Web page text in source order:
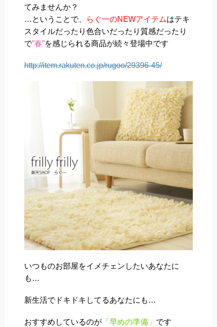
てみませんか？
…ということで、
らぐ一のNEWアイテムはテキ
スタイルだったり色合いだったり質感だったり
で”春”を感じられる商品が続々登場中です
http://item.rakuten.co.jp/rugoo/29396-45/
いつものお部屋をイメチェンしたいあなたに
も…
新生活でドキドキしてるあなたにも…
おすすめしているのが 「早めの準備」 です